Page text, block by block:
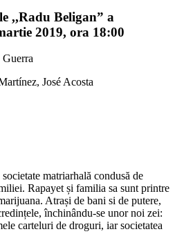
,,Radu Beligan” a
2019, ora 18:00
José Acosta
matriarhală condusă de
Rapayet și familia sa sunt printre
Atrași de bani si de putere,
închinându-se unor noi zei:
carteluri de droguri, iar societatea